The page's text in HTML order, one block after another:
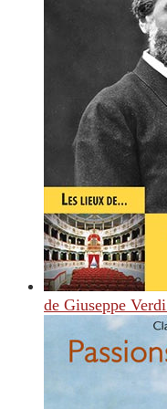
de Giuseppe Verdi